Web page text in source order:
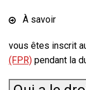
À savoir
vous êtes inscrit
(FPR) pendant la